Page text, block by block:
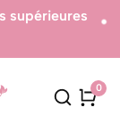
Produits
0
0